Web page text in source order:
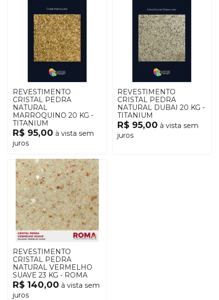
REVESTIMENTO
CRISTAL PEDRA
NATURAL
MARROQUINO 20 KG -
TITANIUM
R$ 95,00 à vista sem
juros
REVESTIMENTO
CRISTAL PEDRA
NATURAL DUBAI 20 KG -
TITANIUM
R$ 95,00 à vista sem
juros
REVESTIMENTO
CRISTAL PEDRA
NATURAL VERMELHO
SUAVE 23 KG - ROMA
R$ 140,00 à vista sem
juros